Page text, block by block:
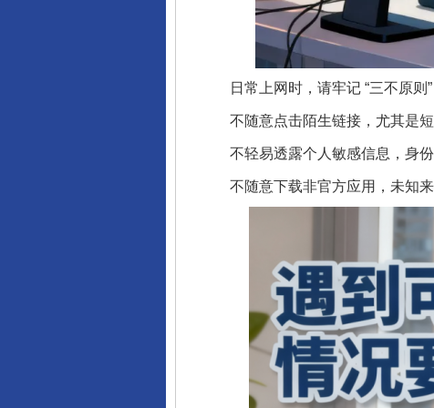
日常上网时，请牢记 “三不原则”
不随意点击陌生链接，尤其是短
不轻易透露个人敏感信息，身份
不随意下载非官方应用，未知来